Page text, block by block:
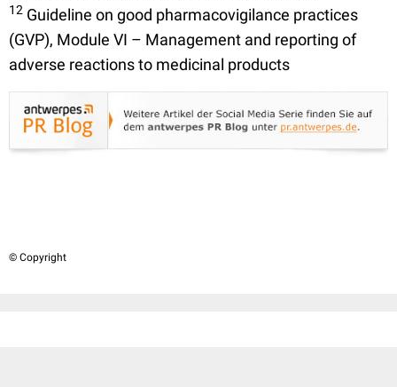
12 Guideline on good pharmacovigilance practices
(GVP), Module VI – Management and reporting of
adverse reactions to medicinal products
© Copyright